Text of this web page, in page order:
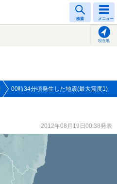
検索 メニュー
現在地
00時34分頃発生した地震(最大震度1)
2012年08月19日00:38発表